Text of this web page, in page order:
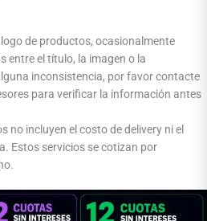
de productos, ocasionalmente
entre el título, la imagen o la
inconsistencia, por favor contacte
para verificar la información antes
no incluyen el costo de delivery ni el
Estos servicios se cotizan por